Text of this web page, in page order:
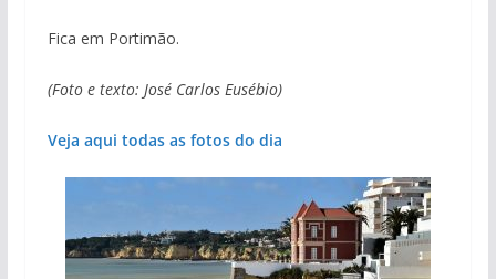
Fica em Portimão.
(Foto e texto: José Carlos Eusébio)
Veja aqui todas as fotos do dia